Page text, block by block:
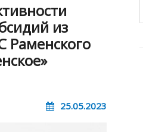
из
Раменского
25.05.2023